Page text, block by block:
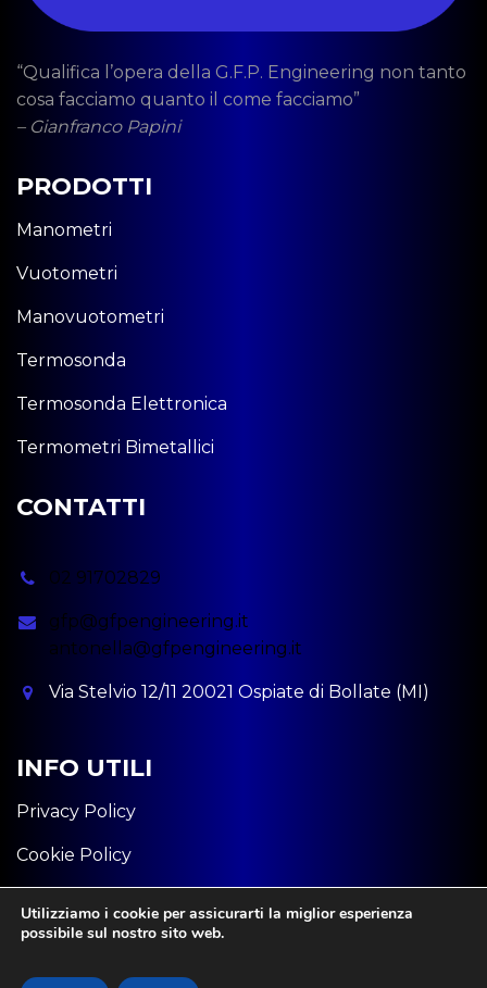
“Qualifica l’opera della G.F.P. Engineering non tanto
cosa facciamo quanto il come facciamo”
– Gianfranco Papini
PRODOTTI
Manometri
Vuotometri
Manovuotometri
Termosonda
Termosonda Elettronica
Termometri Bimetallici
CONTATTI
02 91702829
gfp@gfpengineering.it
antonella@gfpengineering.it
Via Stelvio 12/11 20021 Ospiate di Bollate (MI)
INFO UTILI
Privacy Policy
Cookie Policy
Utilizziamo i cookie per assicurarti la miglior esperienza
possibile sul nostro sito web.